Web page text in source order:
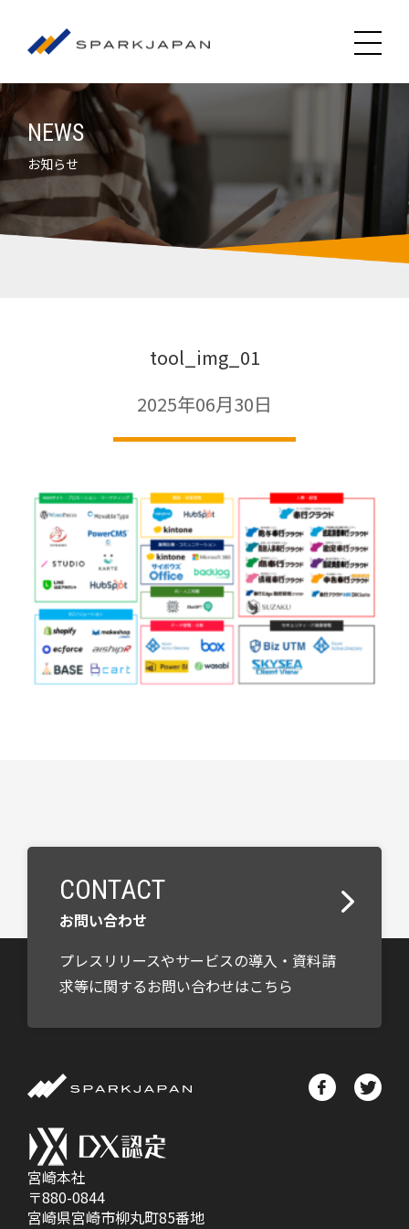
NEWS
お知らせ
tool_img_01
2025年06月30日
CONTACT
お問い合わせ
プレスリリースやサービスの導入・資料請
求等に関するお問い合わせはこちら
宮崎本社
〒880-0844
宮崎県宮崎市柳丸町85番地